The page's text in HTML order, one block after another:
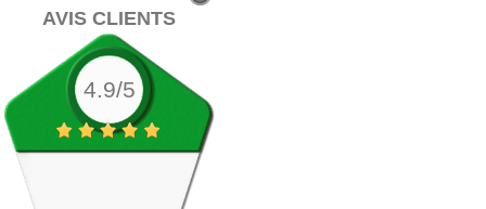
AVIS CLIENTS
4.9/5